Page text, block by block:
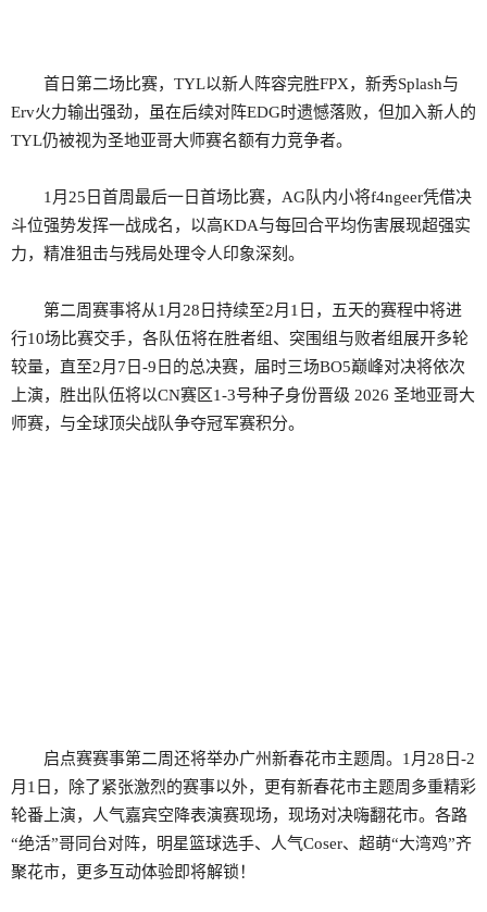
首日第二场比赛，TYL以新人阵容完胜FPX，新秀Splash与
Erv火力输出强劲，虽在后续对阵EDG时遗憾落败，但加入新人的
TYL仍被视为圣地亚哥大师赛名额有力竞争者。
1月25日首周最后一日首场比赛，AG队内小将f4ngeer凭借决
斗位强势发挥一战成名，以高KDA与每回合平均伤害展现超强实
力，精准狙击与残局处理令人印象深刻。
第二周赛事将从1月28日持续至2月1日，五天的赛程中将进
行10场比赛交手，各队伍将在胜者组、突围组与败者组展开多轮
较量，直至2月7日-9日的总决赛，届时三场BO5巅峰对决将依次
上演，胜出队伍将以CN赛区1-3号种子身份晋级 2026 圣地亚哥大
师赛，与全球顶尖战队争夺冠军赛积分。
启点赛赛事第二周还将举办广州新春花市主题周。1月28日-2
月1日，除了紧张激烈的赛事以外，更有新春花市主题周多重精彩
轮番上演，人气嘉宾空降表演赛现场，现场对决嗨翻花市。各路
“绝活”哥同台对阵，明星篮球选手、人气Coser、超萌“大湾鸡”齐
聚花市，更多互动体验即将解锁！